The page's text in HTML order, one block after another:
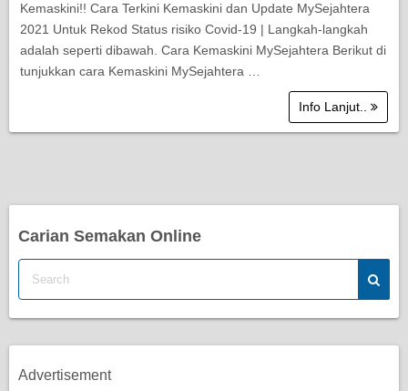
Kemaskini!! Cara Terkini Kemaskini dan Update MySejahtera
2021 Untuk Rekod Status risiko Covid-19 | Langkah-langkah
adalah seperti dibawah. Cara Kemaskini MySejahtera Berikut di
tunjukkan cara Kemaskini MySejahtera …
Info Lanjut..
Carian Semakan Online
Advertisement